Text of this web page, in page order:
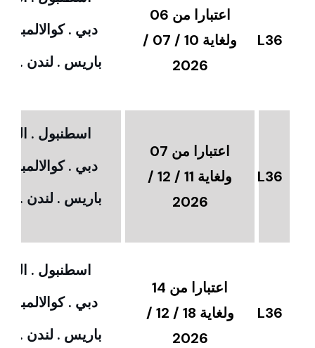
L36
اعتبارا من 06
ولغاية 10 / 07 /
2026
دبي .
باريس . لندن .
L36
اعتبارا من 07
ولغاية 11 / 12 /
2026
اسطنبول .
دبي .
باريس . لندن .
L36
اعتبارا من 14
ولغاية 18 / 12 /
2026
اسطنبول .
دبي .
باريس . لندن .